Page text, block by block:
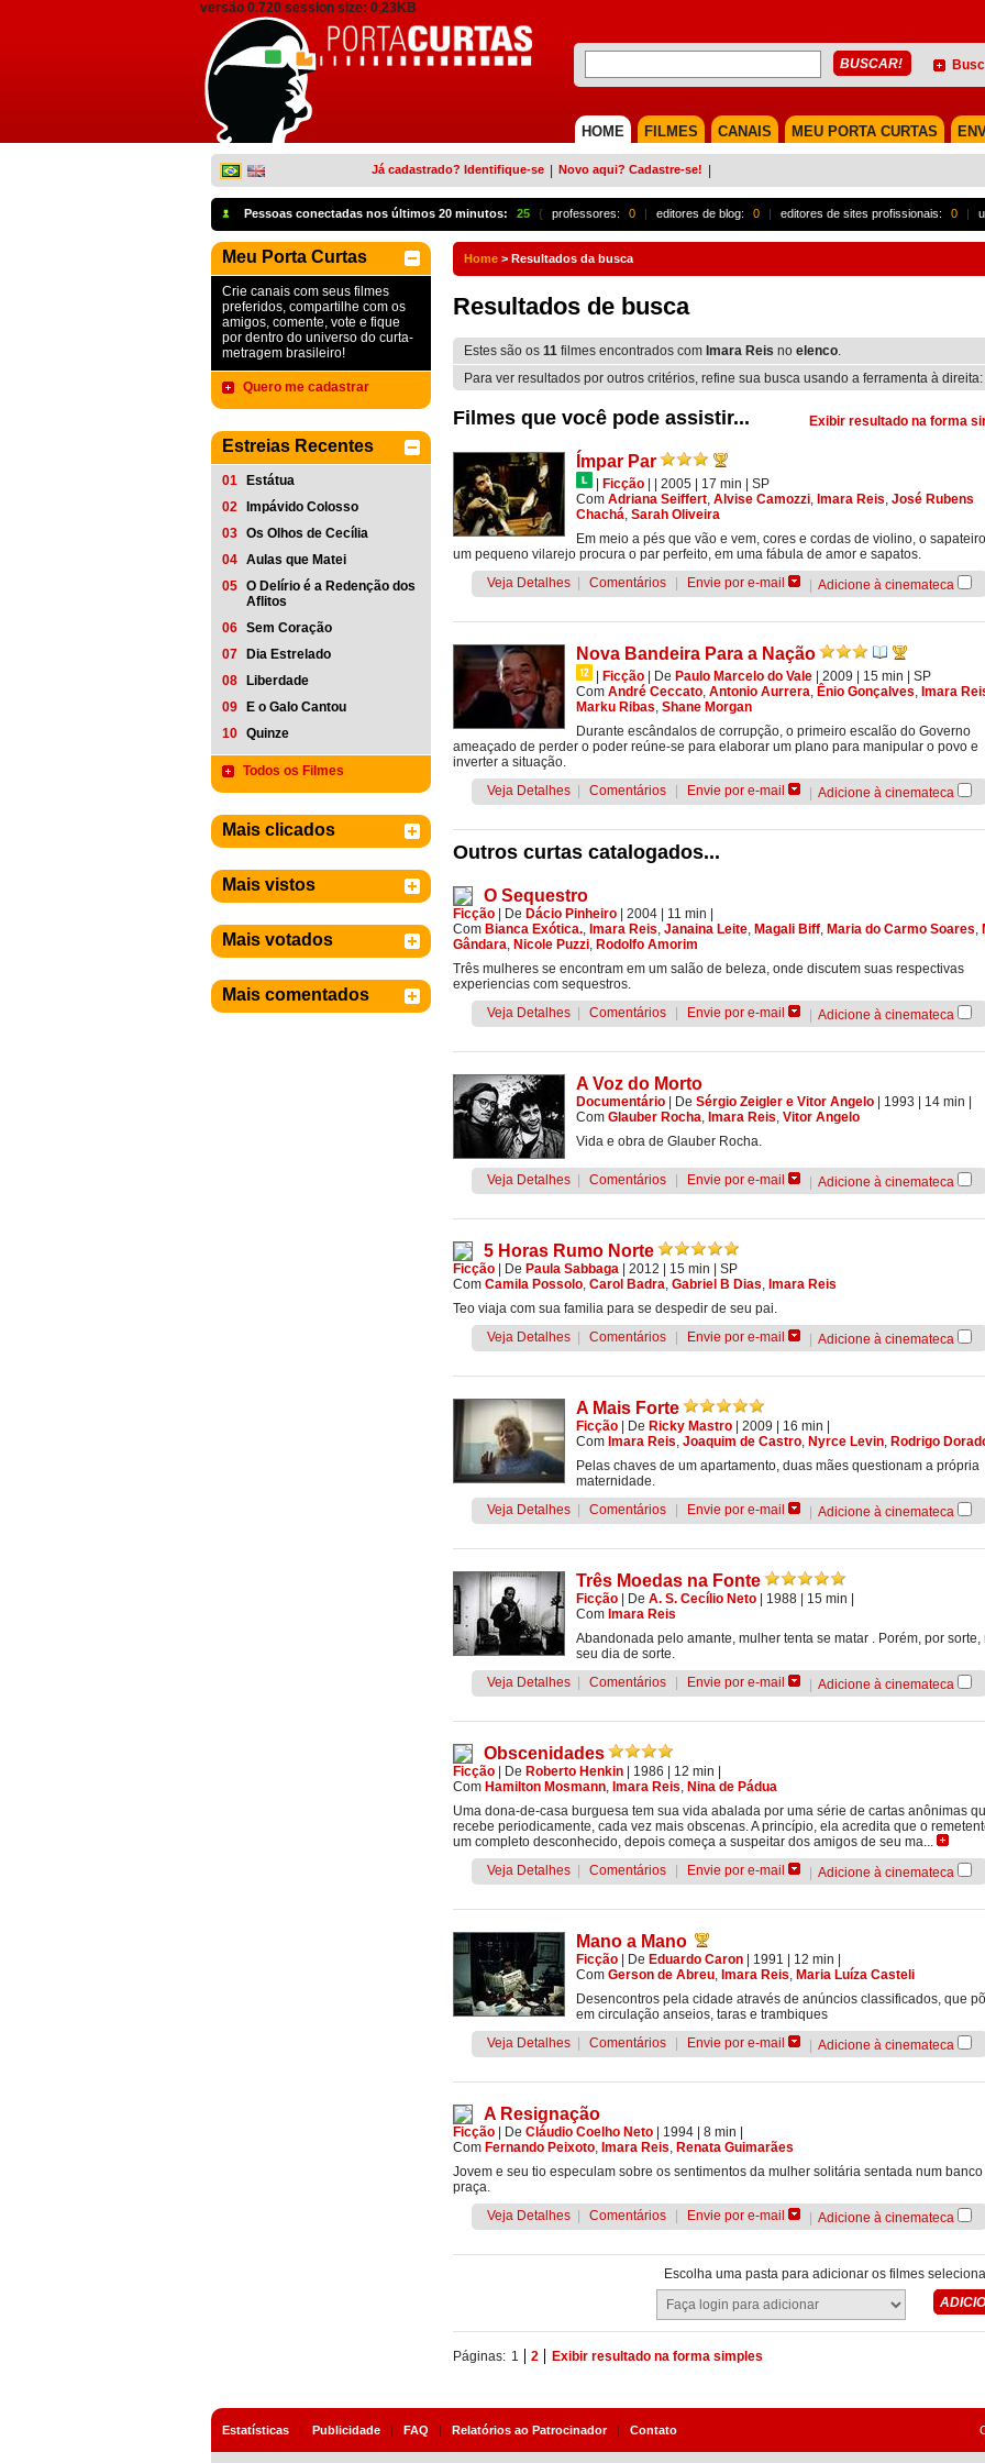
versão 0.720 session size: 0,23KB
MEU PORTA CURTAS
CANAIS
FILMES
HOME
Já cadastrado? Identifique-se Novo aqui? Cadastre-se!
Pessoas conectadas nos últimos 20 minutos: 25 { professores: 0 | editores de blog: 0 | editores de sites profissionais: 0 |
Meu Porta Curtas
Crie canais com seus filmes
preferidos, compartilhe com os
amigos, comente, vote e fique
por dentro do universo do curta-
metragem brasileiro!
Quero me cadastrar
Estreias Recentes
01
Estátua
02
Impávido Colosso
03 Os Olhos de Cecília
04 Aulas que Matei
05 O Delírio é a Redenção dos
Aflitos
06 Sem Coração
07
Dia Estrelado
08
Liberdade
09
E o Galo Cantou
10 Quinze
Todos os Filmes
Mais clicados
Mais vistos
Mais votados
Mais comentados
Home > Resultados da busca
Resultados de busca
Estes são os 11 filmes encontrados com Imara Reis no elenco.
Para ver resultados por outros critérios, refine sua busca usando a ferramenta à direita:
Exibir resultado na forma
Filmes que você pode assistir...
Ímpar Par
Ficção | 2005 | 17 min
SP
Com Adriana Seiffert, Alvise Camozzi, Imara Reis, José Rubens
Chachá, Sarah Oliveira
Em meio a pés que vão e vem, cores e cordas de violino, o
um pequeno vilarejo procura o par perfeito, em uma fábula de amor e sapatos.
Veja Detalhes
Comentários Envie por e-mail Adicione à cinemateca
Nova Bandeira Para a Nação
Ficção De Paulo Marcelo do Vale | 2009 | 15 min
SP
Com André Ceccato, Antonio Aurrera, Ênio Gonçalves, Imara
Marku Ribas, Shane Morgan
Durante escândalos de corrupção, o primeiro escalão do Governo
ameaçado de perder o poder reúne-se para elaborar um plano para manipular o povo e
inverter a situação.
Veja Detalhes
Comentários Envie por e-mail Adicione à cinemateca
Outros curtas catalogados...
O Sequestro
Ficção De Dácio Pinheiro | 2004 | 11 min
Com Bianca Exótica., Imara Reis, Janaina Leite, Magali Biff, Maria do Carmo Soares,
Gândara, Nicole Puzzi, Rodolfo Amorim
Três mulheres se encontram em um salão de beleza, onde discutem suas respectivas
experiencias com sequestros.
Veja Detalhes
Comentários Envie por e-mail Adicione à cinemateca
A Voz do Morto
Documentário De Sérgio Zeigler e Vitor Angelo | 1993 | 14 min
Com Glauber Rocha, Imara Reis, Vitor Angelo
Vida e obra de Glauber Rocha.
Veja Detalhes Comentários Envie por e-mail Adicione à cinemateca
5 Horas Rumo Norte
Ficção De Paula Sabbaga | 2012 | 15 min
SP
Com Camila Possolo, Carol Badra, Gabriel B Dias, Imara Reis
Teo viaja com sua familia para se despedir de seu pai.
Veja Detalhes
Comentários Envie por e-mail Adicione à cinemateca
A Mais Forte
Ficção De Ricky Mastro | 2009 | 16 min
Com Imara Reis, Joaquim de Castro, Nyrce Levin, Rodrigo
Pelas chaves de um apartamento, duas mães questionam a própria
maternidade.
Veja Detalhes
Comentários Envie por e-mail Adicione à cinemateca
Três Moedas na Fonte
Ficção De A. S. Cecílio Neto | 1988 | 15 min
Com Imara Reis
Abandonada pelo amante, mulher tenta se matar . Porém, por sorte,
seu dia de sorte.
Veja Detalhes
Comentários Envie por e-mail Adicione à cinemateca
Obscenidades
Ficção De Roberto Henkin | 1986 | 12 min
Com Hamilton Mosmann, Imara Reis, Nina de Pádua
Uma dona-de-casa burguesa tem sua vida abalada por uma série de cartas anônimas
recebe periodicamente, cada vez mais obscenas. A princípio, ela acredita que o
um completo desconhecido, depois começa a suspeitar dos amigos de seu ma...
Veja Detalhes
Comentários Envie por e-mail Adicione à cinemateca
Mano a Mano
Ficção De Eduardo Caron | 1991 | 12 min
Com Gerson de Abreu, Imara Reis, Maria Luíza Casteli
Desencontros pela cidade através de anúncios classificados, que
em circulação anseios, taras e trambiques
Veja Detalhes
Comentários Envie por e-mail Adicione à cinemateca
A Resignação
Ficção De Cláudio Coelho Neto | 1994 | 8 min
Com Fernando Peixoto, Imara Reis, Renata Guimarães
Jovem e seu tio especulam sobre os sentimentos da mulher solitária sentada num
praça.
Veja Detalhes
Comentários Envie por e-mail Adicione à cinemateca
Escolha uma pasta para adicionar os filmes
Páginas: 1 2 Exibir resultado na forma simples
Estatísticas | Publicidade | FAQ | Relatórios ao Patrocinador| Contato